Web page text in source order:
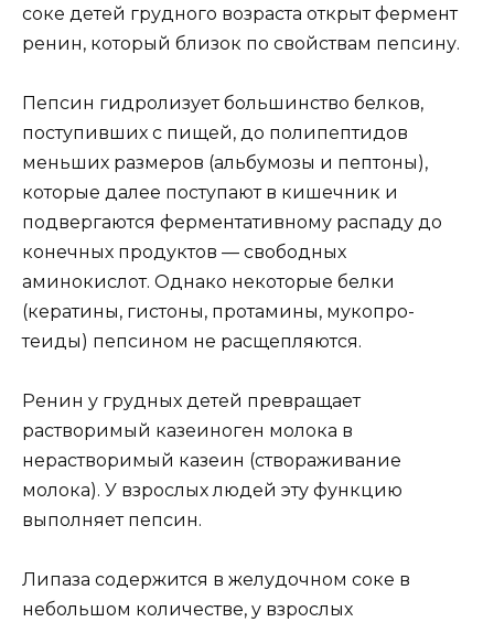
соке детей грудного возраста открыт фермент
ренин, который близок по свойствам пепсину.
Пепсин гидролизует большинство белков,
поступивших с пищей, до полипептидов
меньших размеров (альбумозы и пептоны),
которые далее поступают в кишечник и
подвергаются ферментативному распаду до
конечных продуктов — свободных
аминокислот. Однако некоторые белки
(кератины, гистоны, протамины, мукопро-
теиды) пепсином не расщепляются.
Ренин у грудных детей превращает
растворимый казеиноген молока в
нерастворимый казеин (створаживание
молока). У взрослых людей эту функцию
выполняет пепсин.
Липаза содержится в желудочном соке в
небольшом количестве, у взрослых